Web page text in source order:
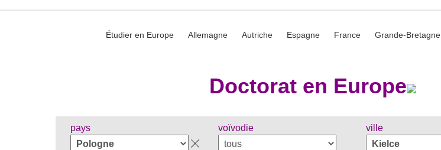
Étudier en Europe Allemagne Autriche Espagne France Grande-Bretagne
Doctorat en Europe
pays voïvodie ville